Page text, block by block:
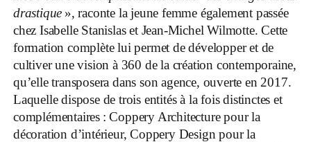
drastique », raconte la jeune femme également passée
chez Isabelle Stanislas et Jean-Michel Wilmotte.Cette
formation complète lui permet de développer et de
cultiver une vision à 360 de la création contemporaine,
qu’elle transposera dans son agence, ouverte en 2017.
Laquelle dispose de trois entités à la fois distinctes et
complémentaires : Coppery Architecture pour la
décoration d’intérieur, Coppery Design pour la